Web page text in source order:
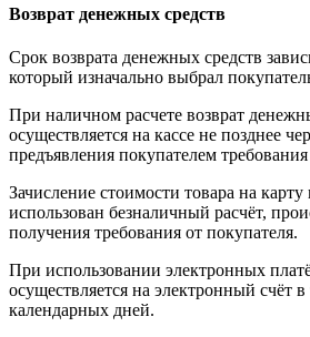
Возврат денежных средств
Срок возврата денежных средств
который изначально выбрал
При наличном расчете возврат
осуществляется на кассе не позднее
предъявления покупателем требования
Зачисление стоимости товара на
использован безналичный расчёт,
получения требования от покупателя.
При использовании электронных
осуществляется на электронный счёт в
календарных дней.